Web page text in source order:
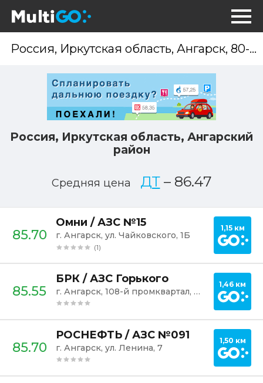
Россия, Иркутская область, Ангарский
район
Средняя цена ДТ– 86.47
85.70
Омни / АЗС №15
г. Ангарск, ул. Чайковского, 1Б
(1)
1,15 км
85.55
БРК / АЗС Горького
г. Ангарск, 108-й промквартал, 17
1,46 км
85.70
РОСНЕФТЬ / АЗС №091
г. Ангарск, ул. Ленина, 7
1,50 км